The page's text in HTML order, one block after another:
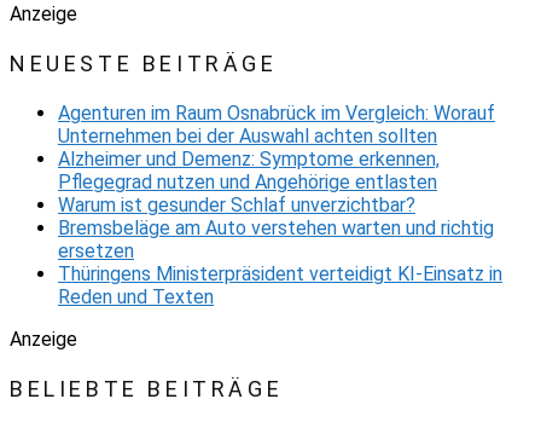
Anzeige
NEUESTE BEITRÄGE
Agenturen im Raum Osnabrück im Vergleich: Worauf
Unternehmen bei der Auswahl achten sollten
Alzheimer und Demenz: Symptome erkennen,
Pflegegrad nutzen und Angehörige entlasten
Warum ist gesunder Schlaf unverzichtbar?
Bremsbeläge am Auto verstehen warten und richtig
ersetzen
Thüringens Ministerpräsident verteidigt KI-Einsatz in
Reden und Texten
Anzeige
BELIEBTE BEITRÄGE